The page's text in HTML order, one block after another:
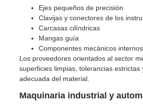
Ejes pequeños de precisión
Clavijas y conectores de los
Carcasas cilíndricas
Mangas guía
Componentes mecánicos internos
Los proveedores orientados al sector
superficies limpias, tolerancias estrictas
adecuada del material.
Maquinaria industrial y